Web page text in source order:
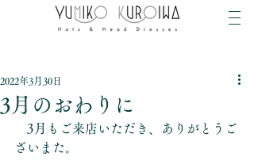
3月のおわりに
2022年3月30日
3月もご来店いただき、ありがとうご
ざいまた。